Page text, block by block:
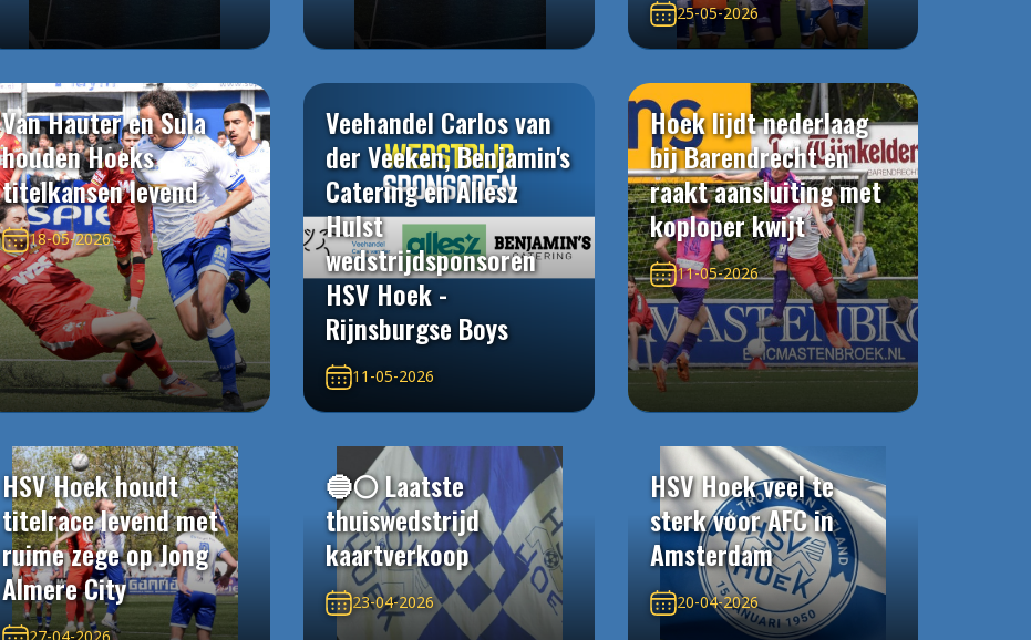
25-05-2026
Van Hauter en Sula
houden Hoeks
titelkansen levend
18-05-2026
Veehandel Carlos van
der Veeken, Benjamin's
Catering en Allesz
Hulst
wedstrijdsponsoren
HSV Hoek -
Rijnsburgse Boys
11-05-2026
Hoek lijdt nederlaag
bij Barendrecht en
raakt aansluiting met
koploper kwijt
11-05-2026
HSV Hoek houdt
titelrace levend met
ruime zege op Jong
Almere City
🔵⚪️ Laatste
thuiswedstrijd
kaartverkoop
23-04-2026
HSV Hoek veel te
sterk voor AFC in
Amsterdam
20-04-2026